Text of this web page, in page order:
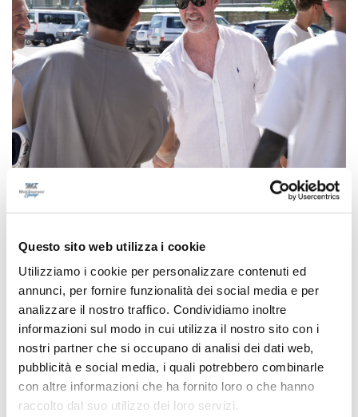
Questo sito web utilizza i cookie
Utilizziamo i cookie per personalizzare contenuti ed
annunci, per fornire funzionalità dei social media e per
analizzare il nostro traffico. Condividiamo inoltre
informazioni sul modo in cui utilizza il nostro sito con i
nostri partner che si occupano di analisi dei dati web,
pubblicità e social media, i quali potrebbero combinarle
con altre informazioni che ha fornito loro o che hanno
raccolto dal suo utilizzo dei loro servizi.
Precedente
Successivo
Maceratese, arriva il centrocampista De Angelis